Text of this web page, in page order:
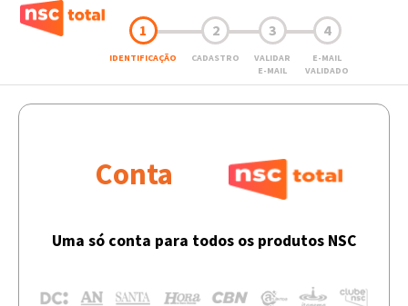
1
IDENTIFICAÇÃO
2
CADASTRO
3
VALIDAR
E-MAIL
4
E-MAIL
VALIDADO
Conta
Uma só conta para todos os produtos NSC